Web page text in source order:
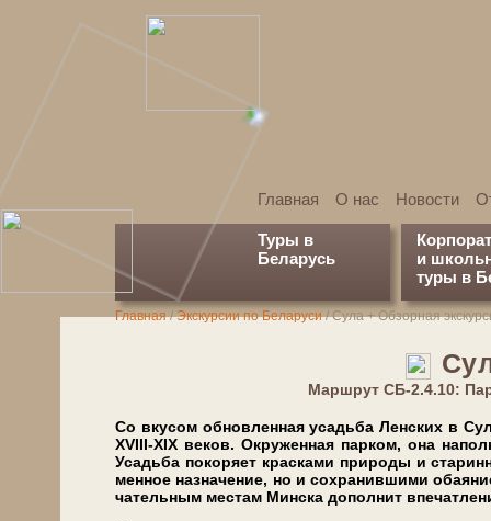
Главная О нас Новости
Туры в
Беларусь
и
туры в
Главная/Экскурсии по Беларуси/Сула + Обзорная
Марш­рут СБ-2.4.10:
Со вку­сом об­нов­лен­ная усадь­ба Лен­ских в
ХVIII-ХIX ве­ков. Окру­жен­ная пар­ком, она
Усадьба по­ко­ря­ет крас­ка­ми при­ро­ды и
мен­ное на­зна­че­ние, но и со­хра­нив­ши­ми
ча­тель­ным ме­стам Мин­ска дополнит